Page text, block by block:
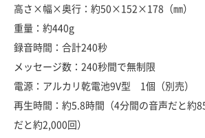
高さ×幅×奥行：約50×152×178（㎜）
重量：約440g
録音時間：合計240秒
メッセージ数：240秒間で無制限
電源：アルカリ乾電池9V型 1個（別売）
再生時間：約5.8時間（4分間の音声だと約
だと約2,000回）